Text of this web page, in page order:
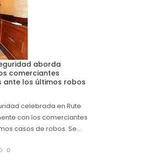
aborda
comerciantes
ante los últimos robos
celebrada en Rute
con los comerciantes
casos de robos. Se...
0